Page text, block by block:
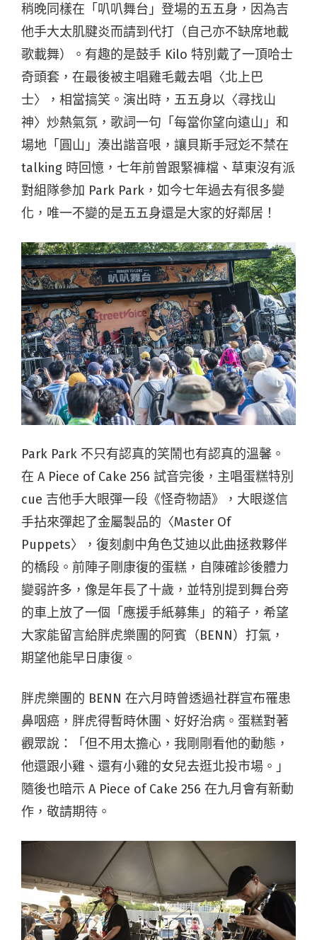
稍晚同樣在「叭叭舞台」登場的五五身，因為吉
他手大太肌腱炎而請到代打（自己亦不缺席地載
歌載舞）。有趣的是鼓手 Kilo 特別戴了一頂哈士
奇頭套，在最後被主唱雞毛戴去唱〈北上巴
士〉，相當搞笑。演出時，五五身以〈尋找山
神〉炒熱氣氛，歌詞一句「每當你望向遠山」和
場地「圓山」湊出諧音哏，讓貝斯手冠彣不禁在
talking 時回憶，七年前曾跟緊褲檔、草東沒有派
對組隊參加 Park Park，如今七年過去有很多變
化，唯一不變的是五五身還是大家的好鄰居！
Park Park 不只有認真的笑鬧也有認真的溫馨。
在 A Piece of Cake 256 試音完後，主唱蛋糕特別
cue 吉他手大眼彈一段《怪奇物語》，大眼遂信
手拈來彈起了金屬製品的〈Master Of
Puppets〉，復刻劇中角色艾迪以此曲拯救夥伴
的橋段。前陣子剛康復的蛋糕，自陳確診後體力
變弱許多，像是年長了十歲，並特別提到舞台旁
的車上放了一個「應援手紙募集」的箱子，希望
大家能留言給胖虎樂團的阿賓（BENN）打氣，
期望他能早日康復。
胖虎樂團的 BENN 在六月時曾透過社群宣布罹患
鼻咽癌，胖虎得暫時休團、好好治病。蛋糕對著
觀眾說：「但不用太擔心，我剛剛看他的動態，
他還跟小雞、還有小雞的女兒去逛北投市場。」
隨後也暗示 A Piece of Cake 256 在九月會有新動
作，敬請期待。